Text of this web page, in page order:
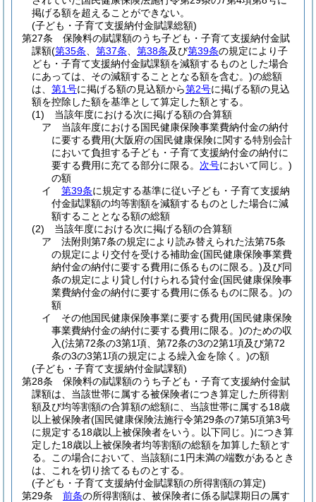
掲げる額を超えることができない。
(子ども・子育て支援納付金賦課総額)
第27条
保険料の賦課額のうち子ども・子育て支援納付金賦
課額(第35条 第37条 第38条及び第39条の規定により子
ども・子育て支援納付金賦課額を減額するものとした場合
にあっては、その減額することとなる額を含む。)の総額
は、 第1号に掲げる額の見込額から第2号に掲げる額の見込
額を控除した額を基準として算定した額とする。
(1)
当該年度における次に掲げる額の合算額
ア
当該年度における国民健康保険事業費納付金の納付
に要する費用(大阪府の国民健康保険に関する特別会計
において負担する子ども・子育て支援納付金の納付に
要する費用に充てる部分に限る。 次号において同じ。)
の額
イ
第39条に規定する基準に従い子ども・子育て支援納
付金賦課額の均等割額を減額するものとした場合に減
額することとなる額の総額
(2)
当該年度における次に掲げる額の合算額
ア
法附則第7条の規定により読み替えられた法第75条
の規定により交付を受ける補助金(国民健康保険事業費
納付金の納付に要する費用に係るものに限る。)及び同
条の規定により貸し付けられる貸付金(国民健康保険事
業費納付金の納付に要する費用に係るものに限る。)の
額
イ
その他国民健康保険事業に要する費用(国民健康保険
事業費納付金の納付に要する費用に限る。)のための収
入(法第72条の3第1項、第72条の3の2第1項及び第72
条の3の3第1項の規定による繰入金を除く。)の額
(子ども・子育て支援納付金賦課額)
第28条
保険料の賦課額のうち子ども・子育て支援納付金賦
課額は、当該世帯に属する被保険者につき算定した所得割
額及び均等割額の合算額の総額に、当該世帯に属する18歳
以上被保険者(国民健康保険法施行令第29条の7第5項第3号
に規定する18歳以上被保険者をいう。以下同じ。)につき算
定した18歳以上被保険者均等割額の総額を加算した額とす
る。
この場合において、当該額に1円未満の端数があるとき
は、これを切り捨てるものとする。
(子ども・子育て支援納付金賦課額の所得割額の算定)
第29条
前条の所得割額は、被保険者に係る賦課期日の属す